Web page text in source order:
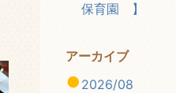
保育園 】
アーカイブ
2026/08